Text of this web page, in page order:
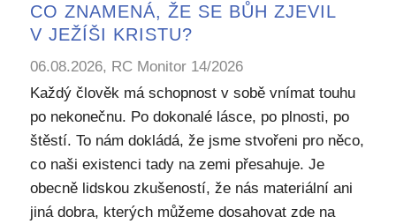
CO ZNAMENÁ, ŽE SE BŮH ZJEVIL
V JEŽÍŠI KRISTU?
06.08.2026, RC Monitor 14/2026
Každý člověk má schopnost v sobě vnímat touhu
po nekonečnu. Po dokonalé lásce, po plnosti, po
štěstí. To nám dokládá, že jsme stvořeni pro něco,
co naši existenci tady na zemi přesahuje. Je
obecně lidskou zkušeností, že nás materiální ani
jiná dobra, kterých můžeme dosahovat zde na